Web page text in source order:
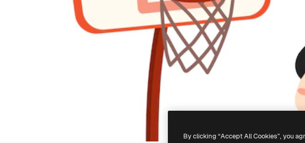
By clicking “Accept All Cookies”, you